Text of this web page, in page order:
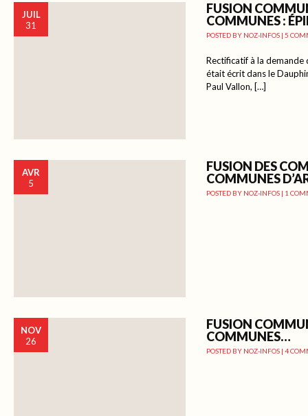
JUIL
31
FUSION
COMMUNES :
POSTED BY NOZ-INFOS | 5
Rectificatif à la demande
était écrit dans le
Paul Vallon, […]
AVR
5
FUSION DES
COMMUNES
POSTED BY NOZ-INFOS | 1
NOV
26
FUSION
COMMUNES…
POSTED BY NOZ-INFOS | 4